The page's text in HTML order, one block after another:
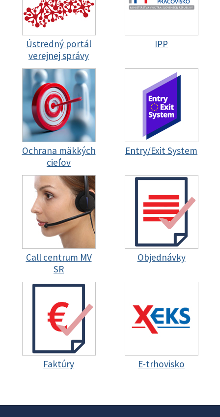
Ústredný portál
verejnej správy
IPP
Ochrana mäkkých
cieľov
Entry/Exit System
Call centrum MV
SR
Objednávky
Faktúry E-trhovisko